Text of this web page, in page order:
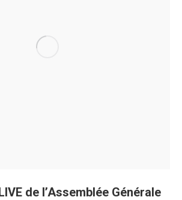
de l’Assemblée Générale